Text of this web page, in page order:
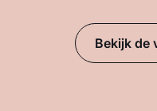
Bekijk de